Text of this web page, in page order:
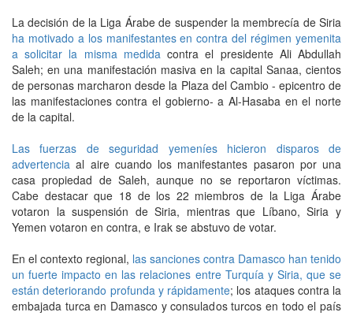
La decisión de la Liga Árabe de suspender la membrecía de Siria
ha motivado a los manifestantes en contra del régimen yemenita
a solicitar la misma medidacontra el presidente Ali Abdullah
Saleh; en una manifestación masiva en la capital Sanaa, cientos
de personas marcharon desde la Plaza del Cambio - epicentro de
las manifestaciones contra el gobierno- a Al-Hasaba en el norte
de la capital.
Las fuerzas de seguridad yemeníes hicieron disparos de
advertencia al aire cuando los manifestantes pasaron por una
casa propiedad de Saleh, aunque no se reportaron víctimas.
Cabe destacar que 18 de los 22 miembros de la Liga Árabe
votaron la suspensión de Siria, mientras que Líbano, Siria y
Yemen votaron en contra, e Irak se abstuvo de votar.
En el contexto regional, las sanciones contra Damasco han tenido
un fuerte impacto en las relaciones entre Turquía y Siria, que se
están deteriorando profunda y rápidamente; los ataques contra la
embajada turca en Damasco y consulados turcos en todo el país